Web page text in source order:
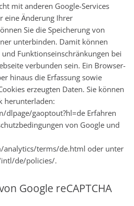
mit anderen Google-Services
eine Änderung Ihrer
Sie die Speicherung von
unterbinden. Damit können
Funktionseinschränkungen bei
verbunden sein. Ein Browser-
hinaus die Erfassung sowie
erzeugten Daten. Sie können
herunterladen:
dlpage/gaoptout?hl=de Erfahren
von Google und
terms/de.html oder unter
de/policies/.
Google reCAPTCHA